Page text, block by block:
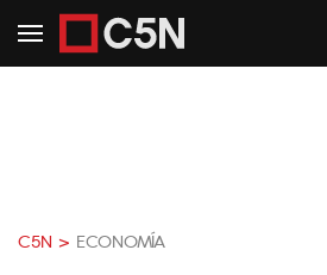
C5N > ECONOMÍA